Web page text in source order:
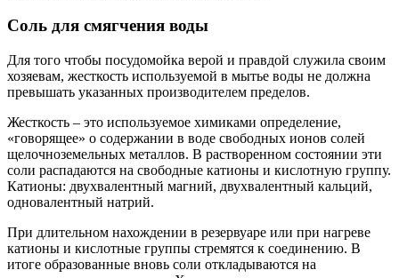
Соль для смягчения воды
Для того чтобы посудомойка верой и правдой служила своим
хозяевам, жесткость используемой в мытье воды не должна
превышать указанных производителем пределов.
Жесткость – это используемое химиками определение,
«говорящее» о содержании в воде свободных ионов солей
щелочноземельных металлов. В растворенном состоянии эти
соли распадаются на свободные катионы и кислотную группу.
Катионы: двухвалентный магний, двухвалентный кальций,
одновалентный натрий.
При длительном нахождении в резервуаре или при нагреве
катионы и кислотные группы стремятся к соединению. В
итоге образованные вновь соли откладываются на